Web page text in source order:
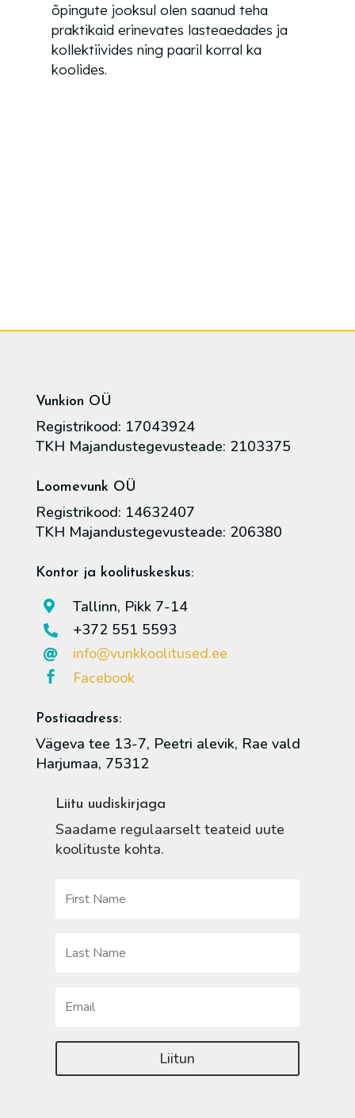
õpingute jooksul olen saanud teha
praktikaid erinevates lasteaedades ja
kollektiivides ning paaril korral ka
koolides.
Vunkion OÜ
Registrikood: 17043924
TKH Majandustegevusteade: 2103375
Loomevunk OÜ
Registrikood: 14632407
TKH Majandustegevusteade: 206380
Kontor ja koolituskeskus:
 Tallinn, Pikk 7-14
 +372 551 5593
 info@vunkkoolitused.ee
 Facebook
Postiaadress:
Vägeva tee 13-7, Peetri alevik, Rae vald
Harjumaa, 75312
Liitu uudiskirjaga
Saadame regulaarselt teateid uute
koolituste kohta.
Liitun